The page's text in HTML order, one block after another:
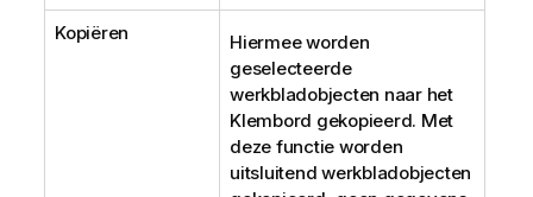
Kopiëren
Hiermee worden
geselecteerde
werkbladobjecten naar het
Klembord gekopieerd. Met
deze functie worden
uitsluitend werkbladobjecten